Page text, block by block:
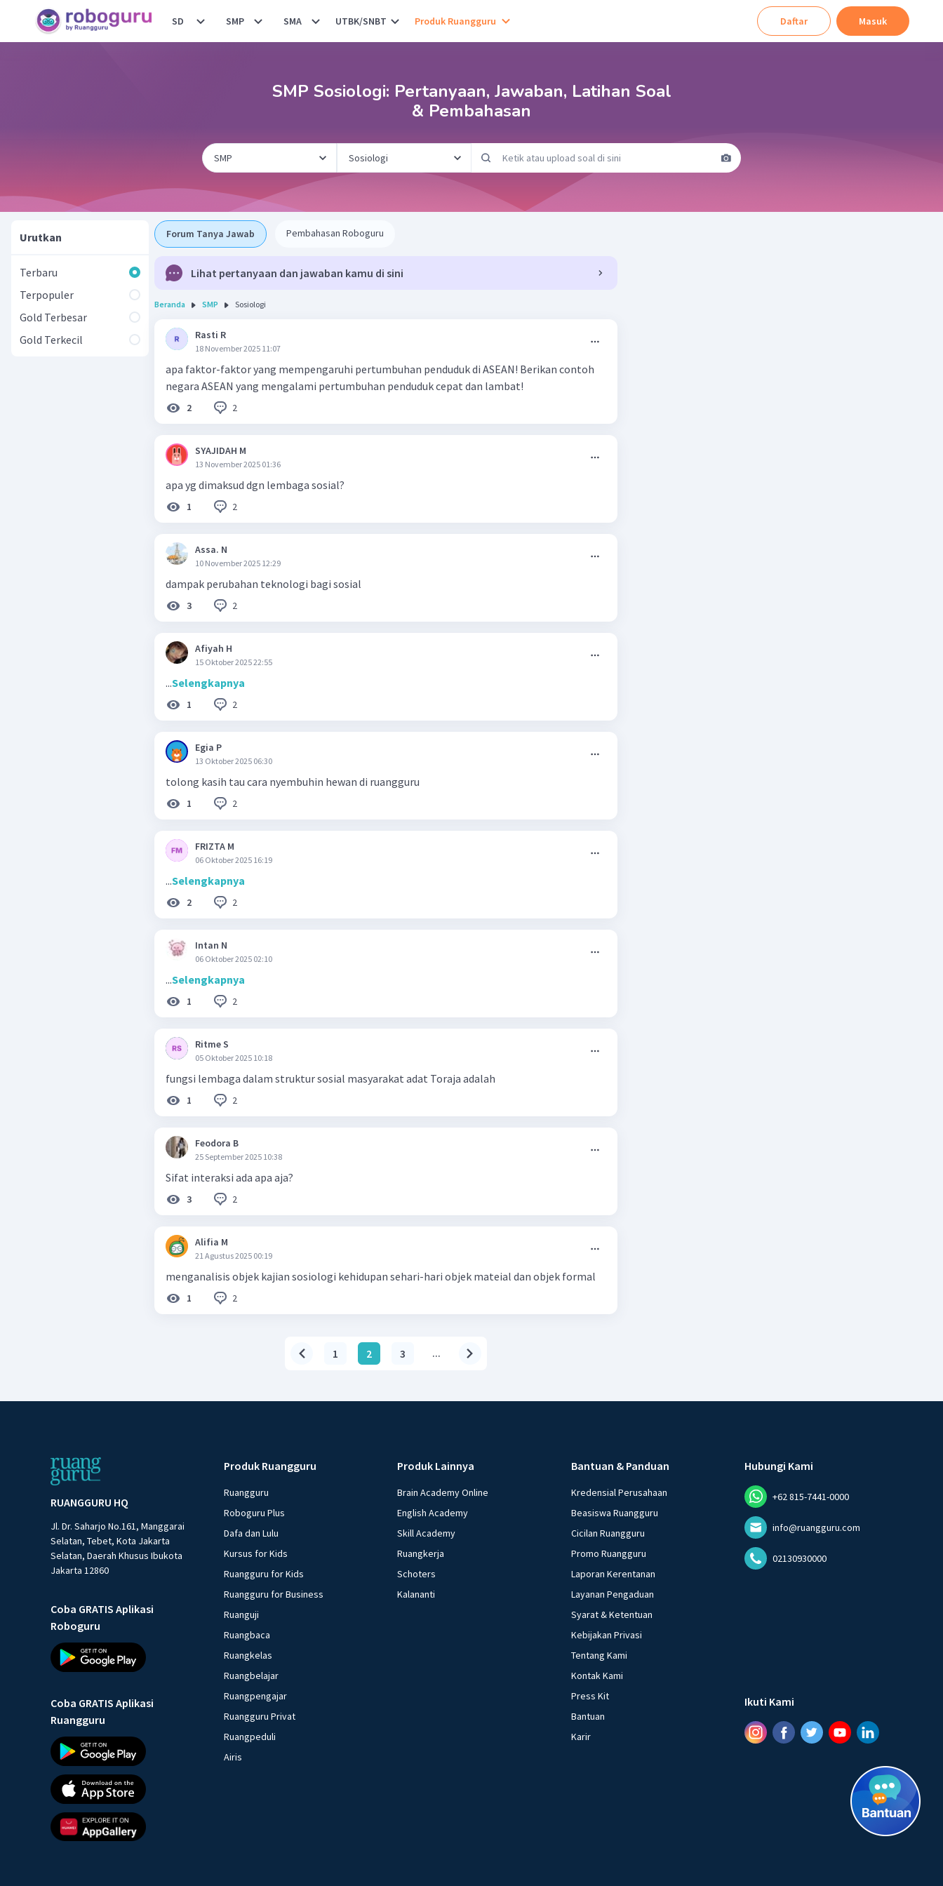
SD SMP SMA UTBK/SNBT Produk Ruangguru Daftar Masuk
SMP Sosiologi: Pertanyaan, Jawaban, Latihan Soal
& Pembahasan
Urutkan
Terbaru
Terpopuler
Gold Terbesar
Gold Terkecil
Forum Tanya Jawab Pembahasan Roboguru
Lihat pertanyaan dan jawaban kamu di sini
Beranda SMP Sosiologi
Rasti R
18 November 2025 11:07
apa faktor-faktor yang mempengaruhi pertumbuhan penduduk di ASEAN! Berikan contoh
negara ASEAN yang mengalami pertumbuhan penduduk cepat dan lambat!
2 2
SYAJIDAH M
13 November 2025 01:36
apa yg dimaksud dgn lembaga sosial?
1 2
Assa. N
10 November 2025 12:29
dampak perubahan teknologi bagi sosial
3 2
Afiyah H
15 Oktober 2025 22:55
...Selengkapnya
1 2
Egia P
13 Oktober 2025 06:30
tolong kasih tau cara nyembuhin hewan di ruangguru
1 2
FRIZTA M
06 Oktober 2025 16:19
...Selengkapnya
2 2
Intan N
06 Oktober 2025 02:10
...Selengkapnya
1 2
Ritme S
05 Oktober 2025 10:18
fungsi lembaga dalam struktur sosial masyarakat adat Toraja adalah
1 2
Feodora B
25 September 2025 10:38
Sifat interaksi ada apa aja?
3 2
Alifia M
21 Agustus 2025 00:19
menganalisis objek kajian sosiologi kehidupan sehari-hari objek mateial dan objek formal
1 2
1 2 3 ...
RUANGGURU HQ
Jl. Dr. Saharjo No.161, Manggarai
Selatan, Tebet, Kota Jakarta
Selatan, Daerah Khusus Ibukota
Jakarta 12860
Coba GRATIS Aplikasi
Roboguru
Coba GRATIS Aplikasi
Ruangguru
Produk Ruangguru
Ruangguru
Roboguru Plus
Dafa dan Lulu
Kursus for Kids
Ruangguru for Kids
Ruangguru for Business
Ruanguji
Ruangbaca
Ruangkelas
Ruangbelajar
Ruangpengajar
Ruangguru Privat
Ruangpeduli
Airis
Produk Lainnya
Brain Academy Online
English Academy
Skill Academy
Ruangkerja
Schoters
Kalananti
Bantuan & Panduan
Kredensial Perusahaan
Beasiswa Ruangguru
Cicilan Ruangguru
Promo Ruangguru
Laporan Kerentanan
Layanan Pengaduan
Syarat & Ketentuan
Kebijakan Privasi
Tentang Kami
Kontak Kami
Press Kit
Bantuan
Karir
Hubungi Kami
+62 815-7441-0000
info@ruangguru.com
02130930000
Ikuti Kami